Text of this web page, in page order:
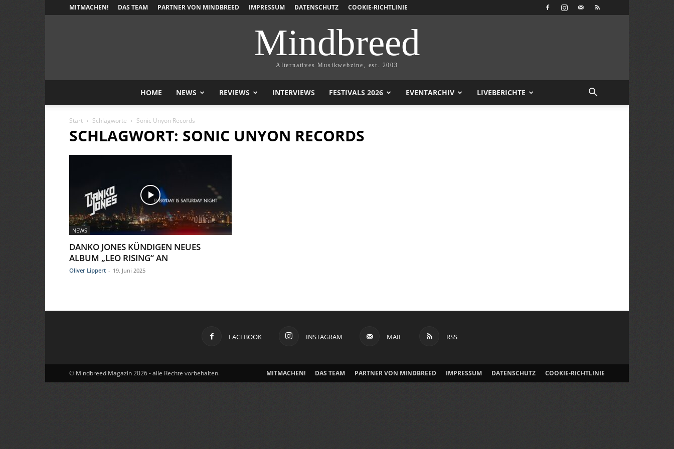
MITMACHEN! DAS TEAM PARTNER VON MINDBREED IMPRESSUM DATENSCHUTZ COOKIE-RICHTLINIE
Mindbreed
Alternatives Musikwebzine, est. 2003
HOME NEWS REVIEWS INTERVIEWS FESTIVALS 2026 EVENTARCHIV LIVEBERICHTE
Start Schlagworte Sonic Unyon Records
SCHLAGWORT: SONIC UNYON RECORDS
NEWS
DANKO JONES KÜNDIGEN NEUES
ALBUM „LEO RISING“ AN
Oliver Lippert - 19. Juni 2025
FACEBOOK INSTAGRAM MAIL RSS
MITMACHEN! DAS TEAM PARTNER VON MINDBREED IMPRESSUM DATENSCHUTZ COOKIE-RICHTLINIE
© Mindbreed Magazin 2026 - alle Rechte vorbehalten.